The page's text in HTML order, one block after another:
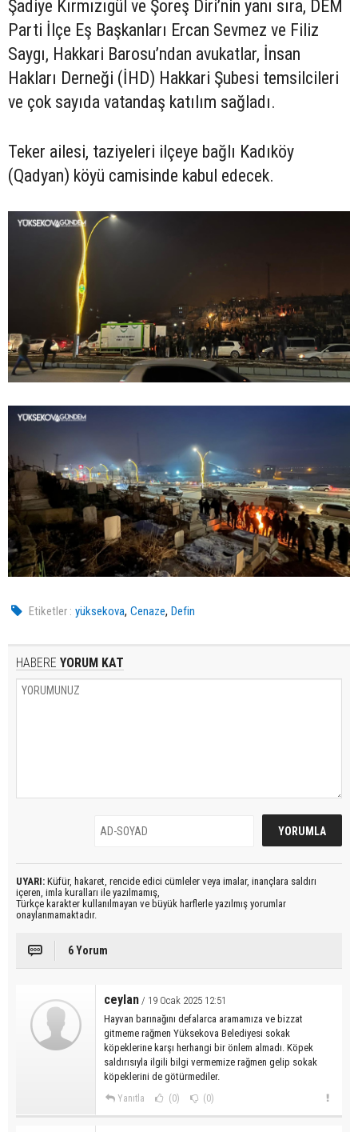
Şadiye Kırmızıgül ve Şoreş Diri’nin yanı sıra, DEM
Parti İlçe Eş Başkanları Ercan Sevmez ve Filiz
Saygı, Hakkari Barosu’ndan avukatlar, İnsan
Hakları Derneği (İHD) Hakkari Şubesi temsilcileri
ve çok sayıda vatandaş katılım sağladı.
Teker ailesi, taziyeleri ilçeye bağlı Kadıköy
(Qadyan) köyü camisinde kabul edecek.
Etiketler : yüksekova,Cenaze,Defin
HABERE YORUM KAT
UYARI: Küfür, hakaret, rencide edici cümleler veya imalar, inançlara saldırı
içeren, imla kuralları ile yazılmamış,
Türkçe karakter kullanılmayan ve büyük harflerle yazılmış yorumlar
onaylanmamaktadır.
6 Yorum
ceylan / 19 Ocak 2025 12:51
Hayvan barınağını defalarca aramamıza ve bizzat
gitmeme rağmen Yüksekova Belediyesi sokak
köpeklerine karşı herhangi bir önlem almadı. Köpek
saldırısıyla ilgili bilgi vermemize rağmen gelip sokak
köpeklerini de götürmediler.
Yanıtla (0) (0)